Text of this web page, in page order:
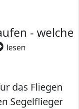
- welche
lesen
das Fliegen
Segelflieger